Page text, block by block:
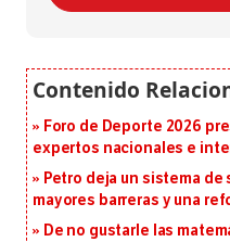
Foro de Deporte 2026
expertos nacionales e
Petro deja un sistema de
mayores barreras y una
De no gustarle las